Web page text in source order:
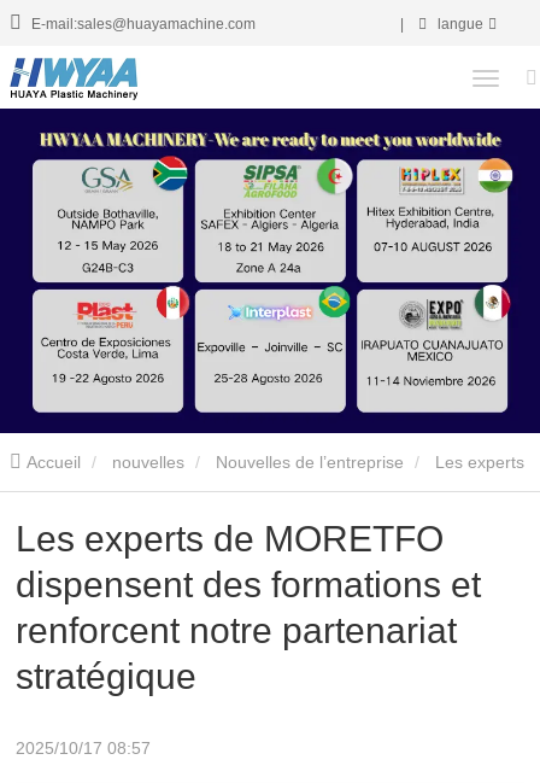
E-mail:sales@huayamachine.com langue
Accueil nouvelles Nouvelles de l’entreprise
partenariat stratégique
Les experts de MORETFO
dispensent des formations et
renforcent notre partenariat
stratégique
2025/10/17 08:57